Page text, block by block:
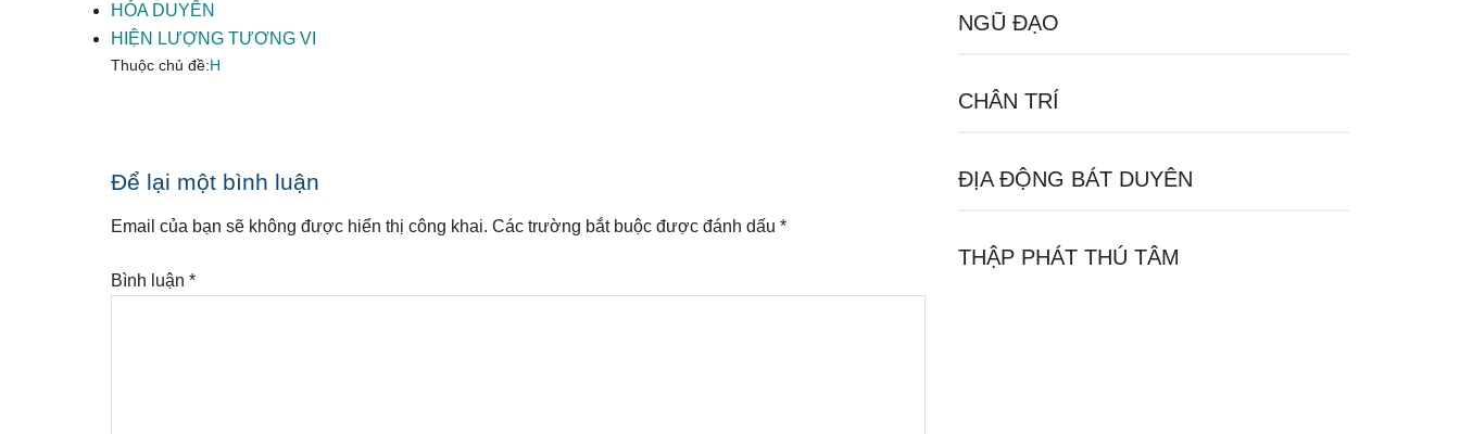
HÓA DUYÊN
HIỆN LƯỢNG TƯƠNG VI
Thuộc chủ đề:H
Reader
Interactions
Để lại một bình luận
Email của bạn sẽ không được hiển thị công khai. Các trường bắt buộc được đánh dấu *
Bình luận *
NGŨ ĐẠO
CHÂN TRÍ
ĐỊA ĐỘNG BÁT DUYÊN
THẬP PHÁT THÚ TÂM